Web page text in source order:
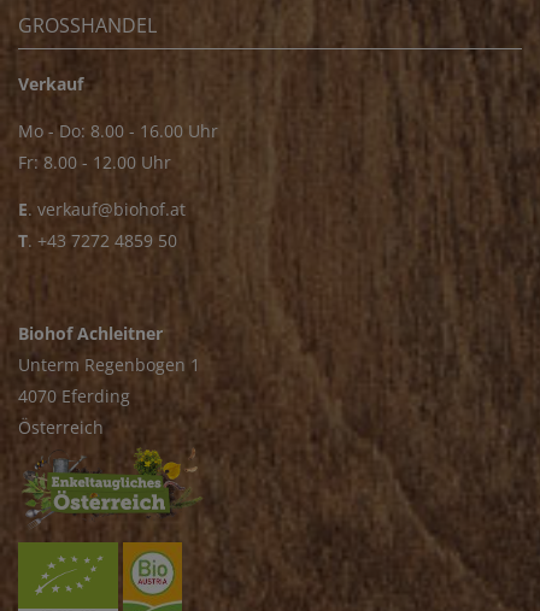
GROSSHANDEL
Verkauf
Mo - Do: 8.00 - 16.00 Uhr
Fr: 8.00 - 12.00 Uhr
E. verkauf@biohof.at
T. +43 7272 4859 50
Biohof Achleitner
Unterm Regenbogen 1
4070 Eferding
Österreich